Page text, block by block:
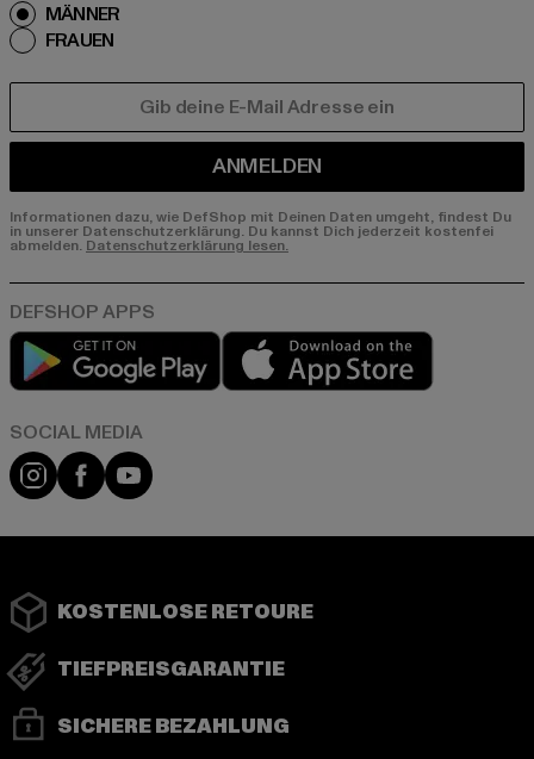
MÄNNER
FRAUEN
ANMELDEN
Informationen dazu, wie DefShop mit Deinen Daten umgeht, findest Du
in unserer Datenschutzerklärung. Du kannst Dich jederzeit kostenfei
abmelden. Datenschutzerklärung lesen.
Play market
Instagram
FacebookYouTube
KOSTENLOSE RETOURE
TIEFPREISGARANTIE
SICHERE BEZAHLUNG